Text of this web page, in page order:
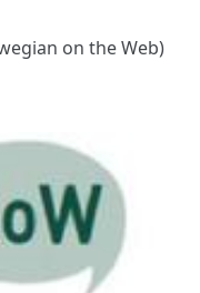
on the Web)